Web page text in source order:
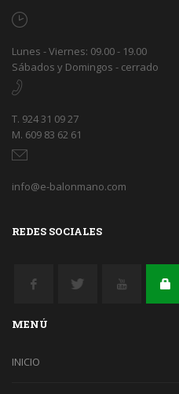
Lunes - Viernes: 09.00 - 19.00
Sábados y Domingos - cerrado
T. 924 31 09 27
M. 609 83 62 61
info@e-balonmano.com
REDES SOCIALES
MENÚ
INICIO